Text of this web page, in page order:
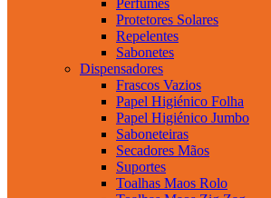
Protetores Solares
Repelentes
Sabonetes
Dispensadores
Frascos Vazios
Papel Higiénico Folha
Papel Higiénico Jumbo
Saboneteiras
Secadores Mãos
Suportes
Toalhas Maos Rolo